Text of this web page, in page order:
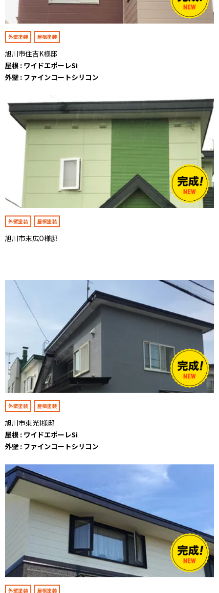
外壁塗装 屋根塗装
旭川市住吉K様邸
屋根 : ワイドエポーレSi
外壁 : ファインコートシリコン
外壁塗装 屋根塗装
旭川市末広O様邸
外壁塗装 屋根塗装
旭川市東光I様邸
屋根 : ワイドエポーレSi
外壁 : ファインコートシリコン
外壁塗装 屋根塗装